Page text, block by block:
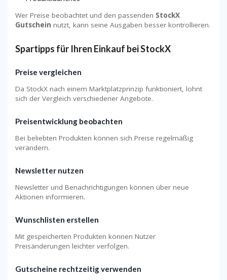
Wer Preise beobachtet und den passenden StockX
Gutschein nutzt, kann seine Ausgaben besser kontrollieren.
Spartipps für Ihren Einkauf bei StockX
Preise vergleichen
Da StockX nach einem Marktplatzprinzip funktioniert, lohnt
sich der Vergleich verschiedener Angebote.
Preisentwicklung beobachten
Bei beliebten Produkten können sich Preise regelmäßig
verändern.
Newsletter nutzen
Newsletter und Benachrichtigungen können über neue
Aktionen informieren.
Wunschlisten erstellen
Mit gespeicherten Produkten können Nutzer
Preisänderungen leichter verfolgen.
Gutscheine rechtzeitig verwenden